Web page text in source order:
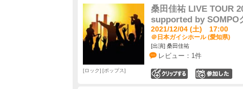
桑田佳祐 LIVE TOUR
supported by SOMPO
2021/12/04 (土) 17:00
＠日本ガイシホール (愛知県)
[出演] 桑田佳祐
レビュー：1件
ロック ポップス